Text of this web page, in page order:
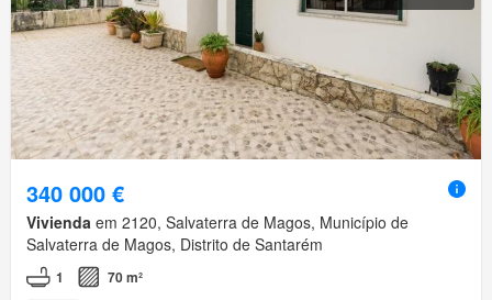
340 000 €
Vivienda em 2120, Salvaterra de Magos, Município de
Salvaterra de Magos, Distrito de Santarém
1 70 m²